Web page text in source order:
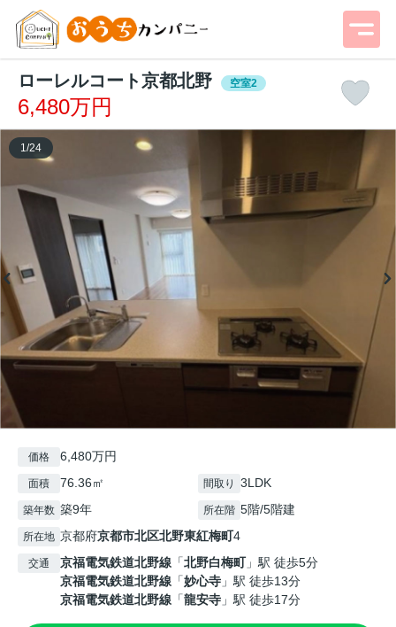
ローレルコート京都北野 空室2
6,480万円
1 /24
価格 6,480万円
面積 76.36㎡ 間取り 3LDK
築年数 築9年 所在階 5階/5階建
所在地 京都府京都市北区北野東紅梅町4
交通 京福電気鉄道北野線 「北野白梅町」駅 徒歩5分
京福電気鉄道北野線 「妙心寺 」駅 徒歩13分
京福電気鉄道北野線 「龍安寺 」駅 徒歩17分